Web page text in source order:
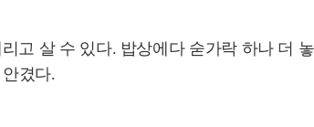
고 살 수 있다. 밥상에다 숟가락 하나 더
겼다.